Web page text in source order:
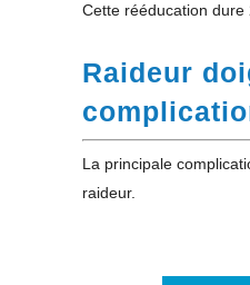
Cette rééducation dure
Raideur
La principale
raideur.